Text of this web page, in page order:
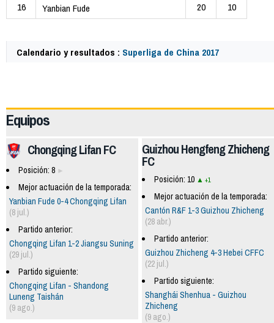
16
Yanbian Fude 20 10
Calendario y resultados : Superliga de China 2017
Equipos
Guizhou Hengfeng Zhicheng
FC
Posición: 10 +1
Mejor actuación de la temporada:
Cantón R&F 1-3 Guizhou Zhicheng
(28 abr.)
Partido anterior:
Guizhou Zhicheng 4-3 Hebei CFFC
(22 jul.)
Partido siguiente:
Shanghái Shenhua - Guizhou
Zhicheng
(9 ago.)
Chongqing Lifan FC
Posición: 8
Mejor actuación de la temporada:
Yanbian Fude 0-4 Chongqing Lifan
(8 jul.)
Partido anterior:
Chongqing Lifan 1-2 Jiangsu Suning
(29 jul.)
Partido siguiente:
Chongqing Lifan - Shandong
Luneng Taishán
(9 ago.)